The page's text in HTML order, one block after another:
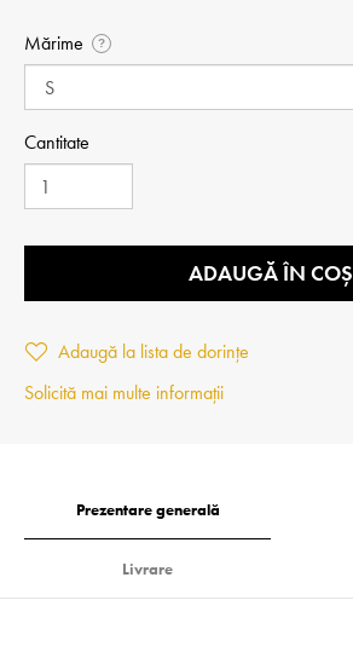
Mărime ?
Cantitate
ADAUGĂ ÎN COȘ
Adaugă la lista de dorințe
Solicită mai multe informații
Prezentare generală
Livrare